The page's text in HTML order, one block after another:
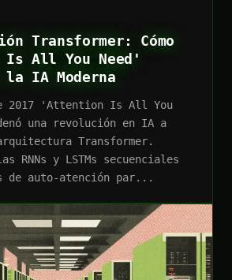
Transformer: Cómo
All You Need'
la IA Moderna
2017 'Attention Is All You
una revolución en IA a
Transformer.
RNNs y LSTMs secuenciales
de auto-atención par...